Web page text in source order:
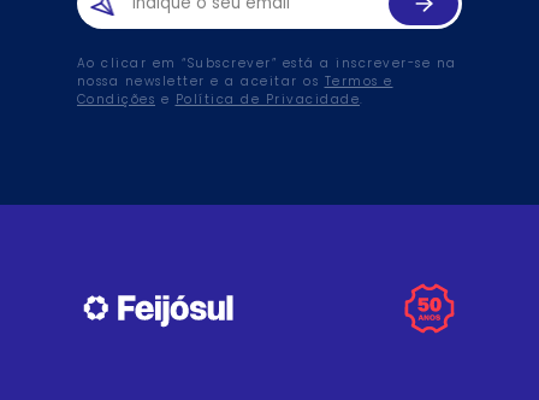
Ao clicar em “Subscrever” está a inscrever-se na
nossa newsletter e a aceitar os Termos e
Condições e Política de Privacidade.